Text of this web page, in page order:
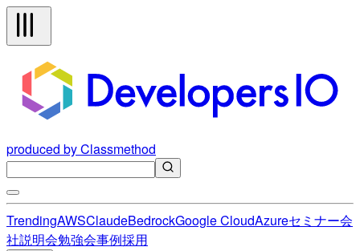
produced by Classmethod
TrendingAWSClaudeBedrockGoogle CloudAzureセミナー会
社説明会勉強会事例採用